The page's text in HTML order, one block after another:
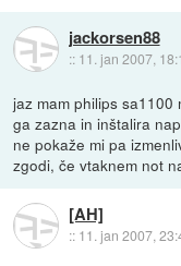
jackorsen88
:: 11. jan 2007,
jaz mam philips
ga zazna in inštalira
ne pokaže mi pa
zgodi, če vtaknem not
[AH]
:: 11. jan 2007,